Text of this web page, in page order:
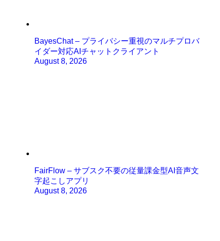
BayesChat – プライバシー重視のマルチプロバ
イダー対応AIチャットクライアント
August 8, 2026
FairFlow – サブスク不要の従量課金型AI音声文
字起こしアプリ
August 8, 2026